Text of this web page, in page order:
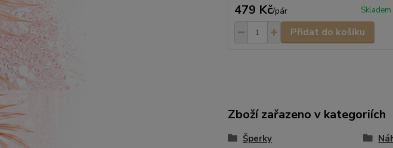
479 Kč/pár Skladem
Přidat do košíku
Zboží zařazeno v kategoriích
Šperky